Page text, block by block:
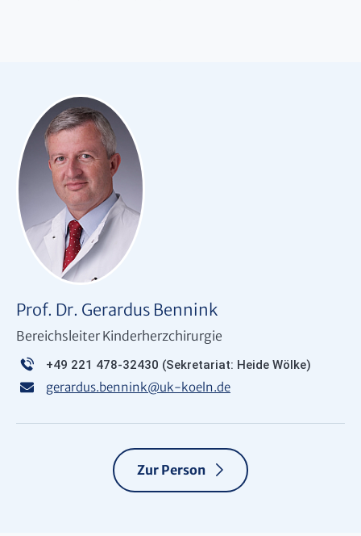
Prof. Dr. Gerardus Bennink
Bereichsleiter Kinderherzchirurgie
+49 221 478-32430 (Sekretariat: Heide Wölke)
gerardus.bennink@uk-koeln.de
Zur Person